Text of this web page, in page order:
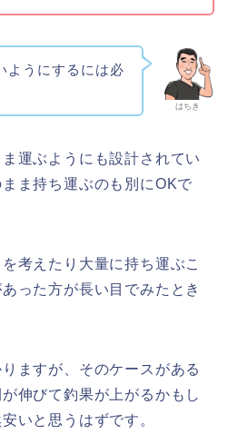
はちき
ようにするには必
運ぶようにも設計されてい
ま持ち運ぶのも別にOKで
考えたり大量に持ち運ぶこ
った方が長い目でみたとき
ますが、そのケースがある
伸びて釣果が上がるかもし
いと思うはずです。